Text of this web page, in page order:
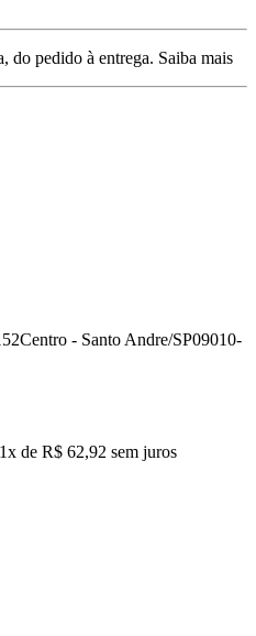
do pedido à entrega. Saiba mais
Centro - Santo Andre/SP09010-
1x de R$ 62,92 sem juros